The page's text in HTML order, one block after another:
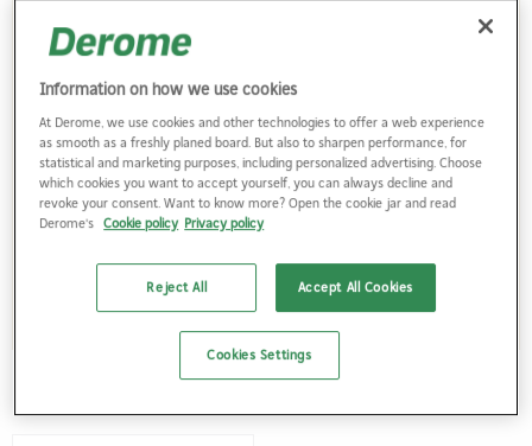
Varvtal (varv/min) 1700-3500
Sågklingans Ø (mm) 254
Lutning (°) -2/47
Bordets mått (mm) 720 x 850
Bordets höjd ihopfällt (mm) 385
Bordets höjd utfällt (mm) 900
Information on how we use cookies
At Derome, we use cookies and other technologies to offer a web experience
as smooth as a freshly planed board. But also to sharpen performance, for
statistical and marketing purposes, including personalized advertising. Choose
which cookies you want to accept yourself, you can always decline and
revoke your consent. Want to know more? Open the cookie jar and read
Derome's Cookie policy Privacy policy
Reject All Accept All Cookies
Cookies Settings